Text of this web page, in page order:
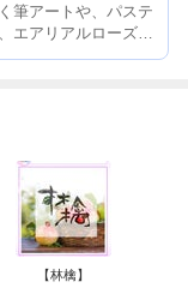
筆アートや、パステ
エアリアルローズ、
【林檎】